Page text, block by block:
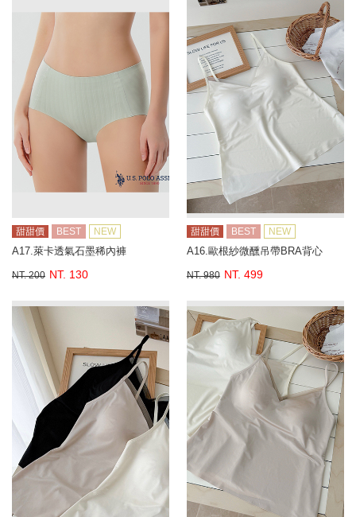
甜甜價 BEST NEW
A17.萊卡透氣石墨稀內褲
NT. 200 NT. 130
甜甜價 BEST NEW
A16.歐根紗微醺吊帶BRA背心
NT. 980 NT. 499